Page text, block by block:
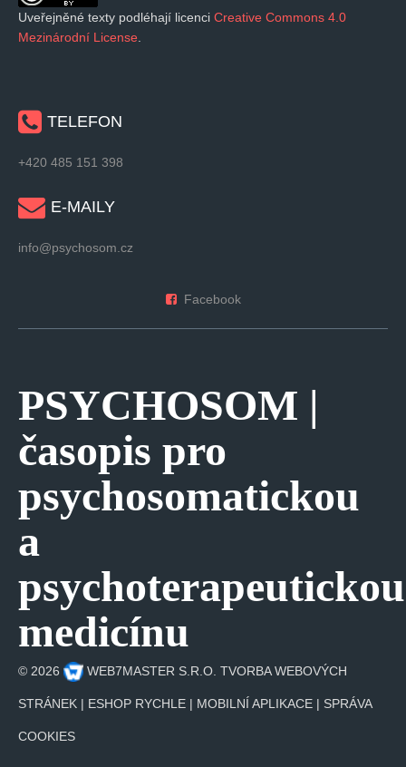
Uveřejněné texty podléhají licenci Creative Commons 4.0
Mezinárodní License
TELEFON
+420 485 151 398
E-MAILY
info@psychosom.cz
Facebook
PSYCHOSOM |
časopis pro
psychosomatickou
a
psychoterapeutickou
medicínu
© 2026 WEB7MASTER S.R.O. TVORBA WEBOVÝCH
STRÁNEK | ESHOP RYCHLE | MOBILNÍ APLIKACE | SPRÁVA
COOKIES